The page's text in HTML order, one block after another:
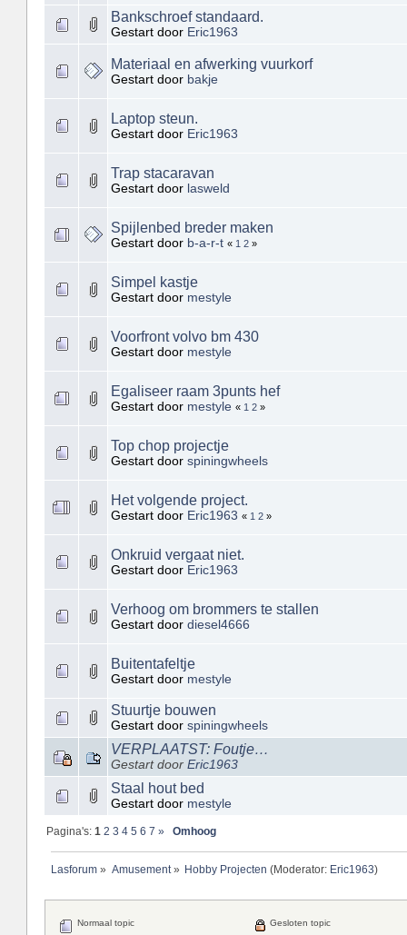
Bankschroef standaard.
Gestart door Eric1963
Materiaal en afwerking vuurkorf
Gestart door bakje
Laptop steun.
Gestart door Eric1963
Trap stacaravan
Gestart door lasweld
Spijlenbed breder maken
Gestart door b-a-r-t « 1 2 »
Simpel kastje
Gestart door mestyle
Voorfront volvo bm 430
Gestart door mestyle
Egaliseer raam 3punts hef
Gestart door mestyle « 1 2 »
Top chop projectje
Gestart door spiningwheels
Het volgende project.
Gestart door Eric1963 « 1 2 »
Onkruid vergaat niet.
Gestart door Eric1963
Verhoog om brommers te stallen
Gestart door diesel4666
Buitentafeltje
Gestart door mestyle
Stuurtje bouwen
Gestart door spiningwheels
VERPLAATST: Foutje…
Gestart door Eric1963
Staal hout bed
Gestart door mestyle
Pagina's:1 2 3 4 5 6 7 » Omhoog
Lasforum» Amusement» Hobby Projecten (Moderator: Eric1963)
Normaal topic
Gesloten topic